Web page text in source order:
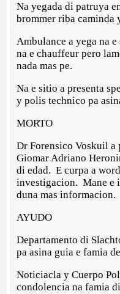
Na yegada di patruya
brommer riba caminda
Ambulance a yega na
na e chauffeur pero
nada mas pe.
Na e sitio a presenta
y polis technico pa
MORTO
Dr Forensico Voskuil a
Giomar Adriano
di edad. E curpa a
investigacion. Mane e
duna mas informacion.
AYUDO
Departamento di
pa asina guia e famia
Noticiacla y Cuerpo
condolencia na famia